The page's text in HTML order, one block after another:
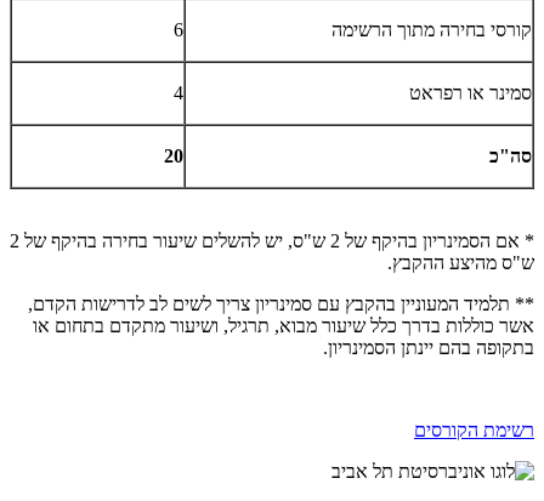
קורסי בחירה מתוך הרשימה 6
סמינר או רפראט 4
סה"כ 20
* אם הסמינריון בהיקף של 2 ש"ס, יש להשלים שיעור בחירה בהיקף של 2
ש"ס מהיצע ההקבץ.
** תלמיד המעוניין בהקבץ עם סמינריון צריך לשים לב לדרישות הקדם,
אשר כוללות בדרך כלל שיעור מבוא, תרגיל, ושיעור מתקדם בתחום או
בתקופה בהם יינתן הסמינריון.
רשימת הקורסים